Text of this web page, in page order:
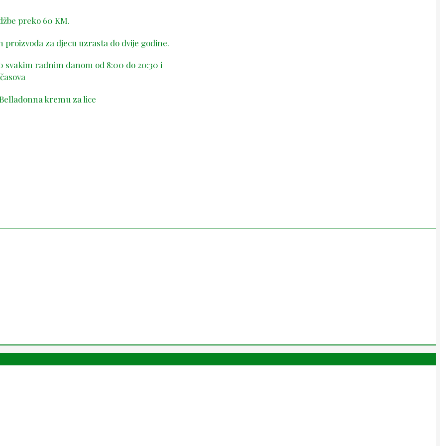
preko 60 KM.
za djecu uzrasta do dvije godine.
svakim radnim danom od 8:00 do 20:30 i
kremu za lice